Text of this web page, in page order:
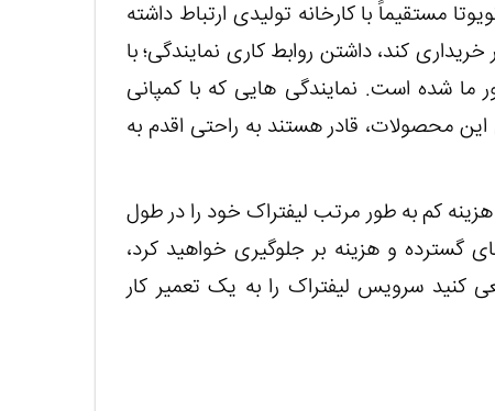
مستقیماً با کارخانه تولیدی ارتباط داشته
کند، داشتن روابط کاری نمایندگی؛ با
ما شده است. نمایندگی هایی که با کمپانی
این محصولات، قادر هستند به راحتی اقدم به
کم به طور مرتب لیفتراک خود را در طول
و هزینه بر جلوگیری خواهید کرد،
سرویس لیفتراک را به یک تعمیر کار